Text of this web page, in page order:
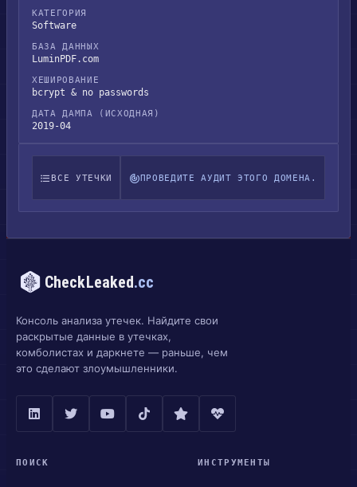
КАТЕГОРИЯ
Software
БАЗА ДАННЫХ
LuminPDF.com
ХЕШИРОВАНИЕ
bcrypt & no passwords
ДАТА ДАМПА (ИСХОДНАЯ)
2019-04
ВСЕ УТЕЧКИ ПРОВЕДИТЕ АУДИТ ЭТОГО ДОМЕНА.
CheckLeaked.cc
Консоль анализа утечек. Найдите свои
раскрытые данные в утечках,
комболистах и даркнете — раньше, чем
это сделают злоумышленники.
ПОИСК ИНСТРУМЕНТЫ